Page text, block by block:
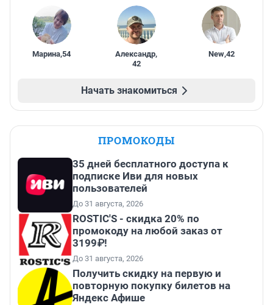
Марина,54 Александр,
42
New,42
Начать знакомиться
ПРОМОКОДЫ
35 дней бесплатного доступа к
подписке Иви для новых
пользователей
До 31 августа, 2026
ROSTIC'S - скидка 20% по
промокоду на любой заказ от
3199₽!
До 31 августа, 2026
Получить скидку на первую и
повторную покупку билетов на
Яндекс Афише